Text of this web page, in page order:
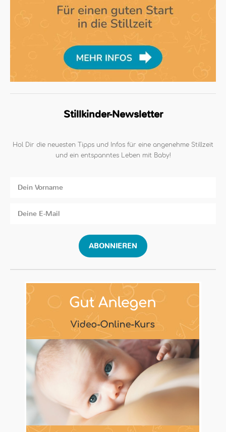
Stillkinder-Newsletter
Hol Dir die neuesten Tipps und Infos für eine angenehme Stillzeit
und ein entspanntes Leben mit Baby!
ABONNIEREN